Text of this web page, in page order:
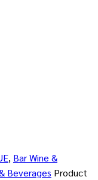
, Bar Wine &
Beverages Product